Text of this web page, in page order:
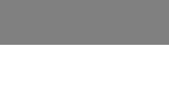
性資料或電子郵件給您。